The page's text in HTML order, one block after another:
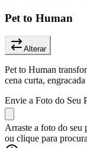
Pet to Human
Alterar
Pet to Human
cena curta,
Envie a Foto do Seu
Arraste a foto do seu
ou clique para